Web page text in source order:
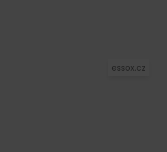
essox.cz